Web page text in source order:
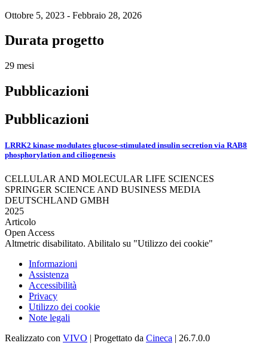
Ottobre 5, 2023 - Febbraio 28, 2026
Durata progetto
29 mesi
Pubblicazioni
Pubblicazioni
LRRK2 kinase modulates glucose-stimulated insulin secretion via RAB8
phosphorylation and ciliogenesis
CELLULAR AND MOLECULAR LIFE SCIENCES
SPRINGER SCIENCE AND BUSINESS MEDIA
DEUTSCHLAND GMBH
2025
Articolo
Open Access
Altmetric disabilitato. Abilitalo su "Utilizzo dei cookie"
Informazioni
Assistenza
Accessibilità
Privacy
Utilizzo dei cookie
Note legali
Realizzato con VIVO | Progettato da Cineca | 26.7.0.0